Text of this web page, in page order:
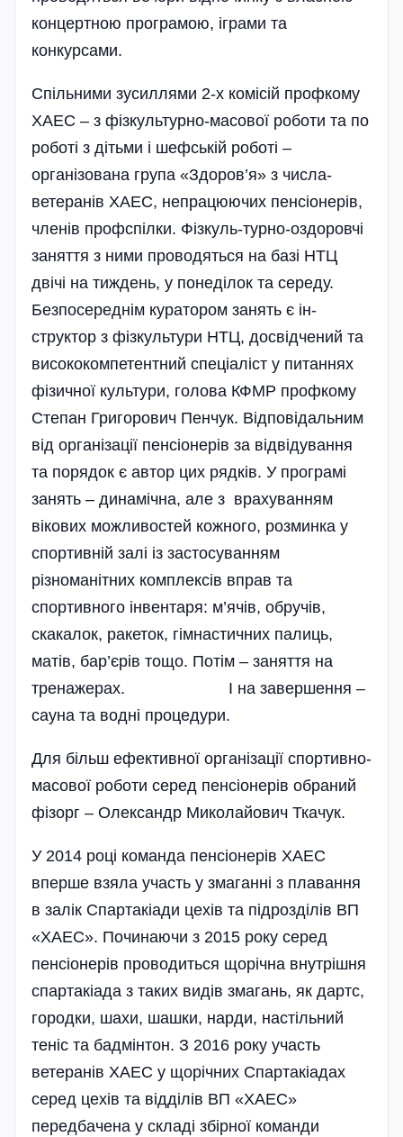
концертною програмою, іграми та
конкурсами.
Спільними зусил­лями 2-х комісій профкому
ХАЕС – з фіз­куль­турно-масової роботи та по
роботі з дітьми і шеф­ській роботі –
організована гру­па «Здоров’я» з числа­
ветеранів ХАЕС, непрацюючих пенсі­оне­рів,
членів проф­спілки. Фізкуль-тур­но-оздо­ров­чі
заняття з ними про­водяться на базі НТЦ
двічі на тиждень, у понеділок та серед­у.
Безпо­серед­нім куратором занять є ін­
структор з фізкультури НТЦ, досвідчений та
висококомпетентний спе­ці­аліст у питаннях
фізичної культури, голова КФМР профкому
Степан Григорович Пенчук. Від­по­відальним
від організації пенсіонерів за відвідування
та порядок є автор цих рядків. У програмі
занять – динамічна, але з врахуванням
вікових можливостей кожного, розминка у
спортивній залі із застосуванням
різноманітних комплексів вправ та
спортивного інвентаря: м’ячів, обручів,
скакалок, ракеток, гімнастичних палиць,
матів, бар’єрів тощо. Потім – заняття на
тренажерах. І на завершення –
сауна та водні процедури.
Для більш ефективної організації спортивно-
масової роботи серед пенсіонерів обраний
фізорг – Олександр Миколайович Ткачук.
У 2014 році команда пенсіонерів ХАЕС
вперше взяла участь у змаганні з плавання
в залік Спартакіади цехів та підрозділів ВП
«ХАЕС». Починаючи з 2015 року серед
пенсіонерів проводиться щорічна внутрішня
спартакіада з таких видів змагань, як дартс,
городки, шахи, шашки, нарди, настільний
теніс та бадмінтон. З 2016 року участь
ветеранів ХАЕС у щорічних Спартакіадах
серед цехів та відділів ВП «ХАЕС»
передбачена у складі збірної команди